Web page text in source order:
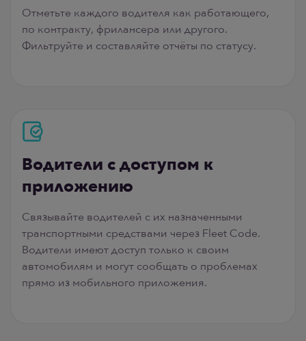
Отметьте каждого водителя как работающего,
по контракту, фрилансера или другого.
Фильтруйте и составляйте отчёты по статусу.
Водители с доступом к
приложению
Связывайте водителей с их назначенными
транспортными средствами через Fleet Code.
Водители имеют доступ только к своим
автомобилям и могут сообщать о проблемах
прямо из мобильного приложения.